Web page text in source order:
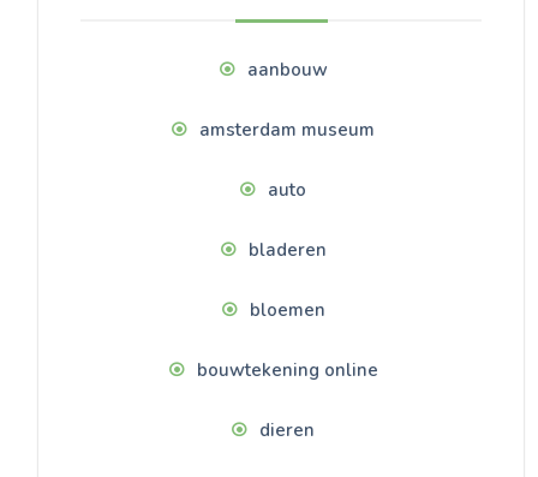
aanbouw
amsterdam museum
auto
bladeren
bloemen
bouwtekening online
dieren